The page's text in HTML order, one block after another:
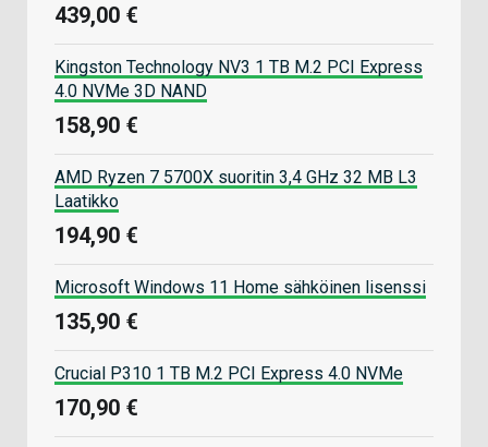
439,00 €
Kingston Technology NV3 1 TB M.2 PCI Express
4.0 NVMe 3D NAND
158,90 €
AMD Ryzen 7 5700X suoritin 3,4 GHz 32 MB L3
Laatikko
194,90 €
Microsoft Windows 11 Home sähköinen lisenssi
135,90 €
Crucial P310 1 TB M.2 PCI Express 4.0 NVMe
170,90 €